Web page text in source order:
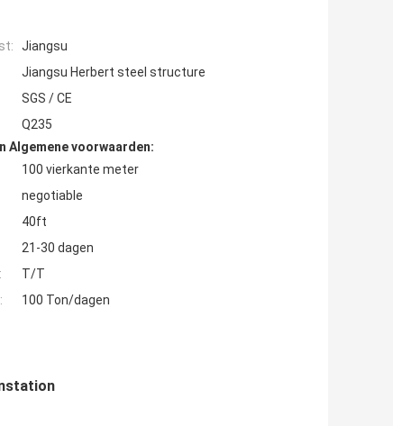
Jiangsu
Jiangsu Herbert steel structure
SGS / CE
Q235
Algemene voorwaarden:
100 vierkante meter
negotiable
40ft
21-30 dagen
T/T
100 Ton/dagen